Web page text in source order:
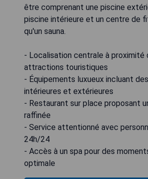
être comprenant une piscine
piscine intérieure et un centre de
qu'un sauna.
- Localisation centrale à proximité
attractions touristiques
- Équipements luxueux incluant
intérieures et extérieures
- Restaurant sur place proposant
raffinée
- Service attentionné avec
24h/24
- Accès à un spa pour des
optimale